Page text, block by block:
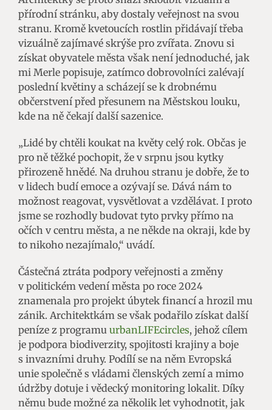
přírodní stránku, aby dostaly veřejnost na svou
stranu. Kromě kvetoucích rostlin přidávají třeba
vizuálně zajímavé skrýše pro zvířata. Znovu si
získat obyvatele města však není jednoduché, jak
mi Merle popisuje, zatímco dobrovolníci zalévají
poslední květiny a scházejí se k drobnému
občerstvení před přesunem na Městskou louku,
kde na ně čekají další sazenice.
„Lidé by chtěli koukat na květy celý rok. Občas je
pro ně těžké pochopit, že v srpnu jsou kytky
přirozeně hnědé. Na druhou stranu je dobře, že to
v lidech budí emoce a ozývají se. Dává nám to
možnost reagovat, vysvětlovat a vzdělávat. I proto
jsme se rozhodly budovat tyto prvky přímo na
očích v centru města, a ne někde na okraji, kde by
to nikoho nezajímalo,“ uvádí.
Částečná ztráta podpory veřejnosti a změny
v politickém vedení města po roce 2024
znamenala pro projekt úbytek financí a hrozil mu
zánik. Architektkám se však podařilo získat další
peníze z programu urbanLIFEcircles, jehož cílem
je podpora biodiverzity, spojitosti krajiny a boje
s invazními druhy. Podílí se na něm Evropská
unie společně s vládami členských zemí a mimo
údržby dotuje i vědecký monitoring lokalit. Díky
němu bude možné za několik let vyhodnotit, jak